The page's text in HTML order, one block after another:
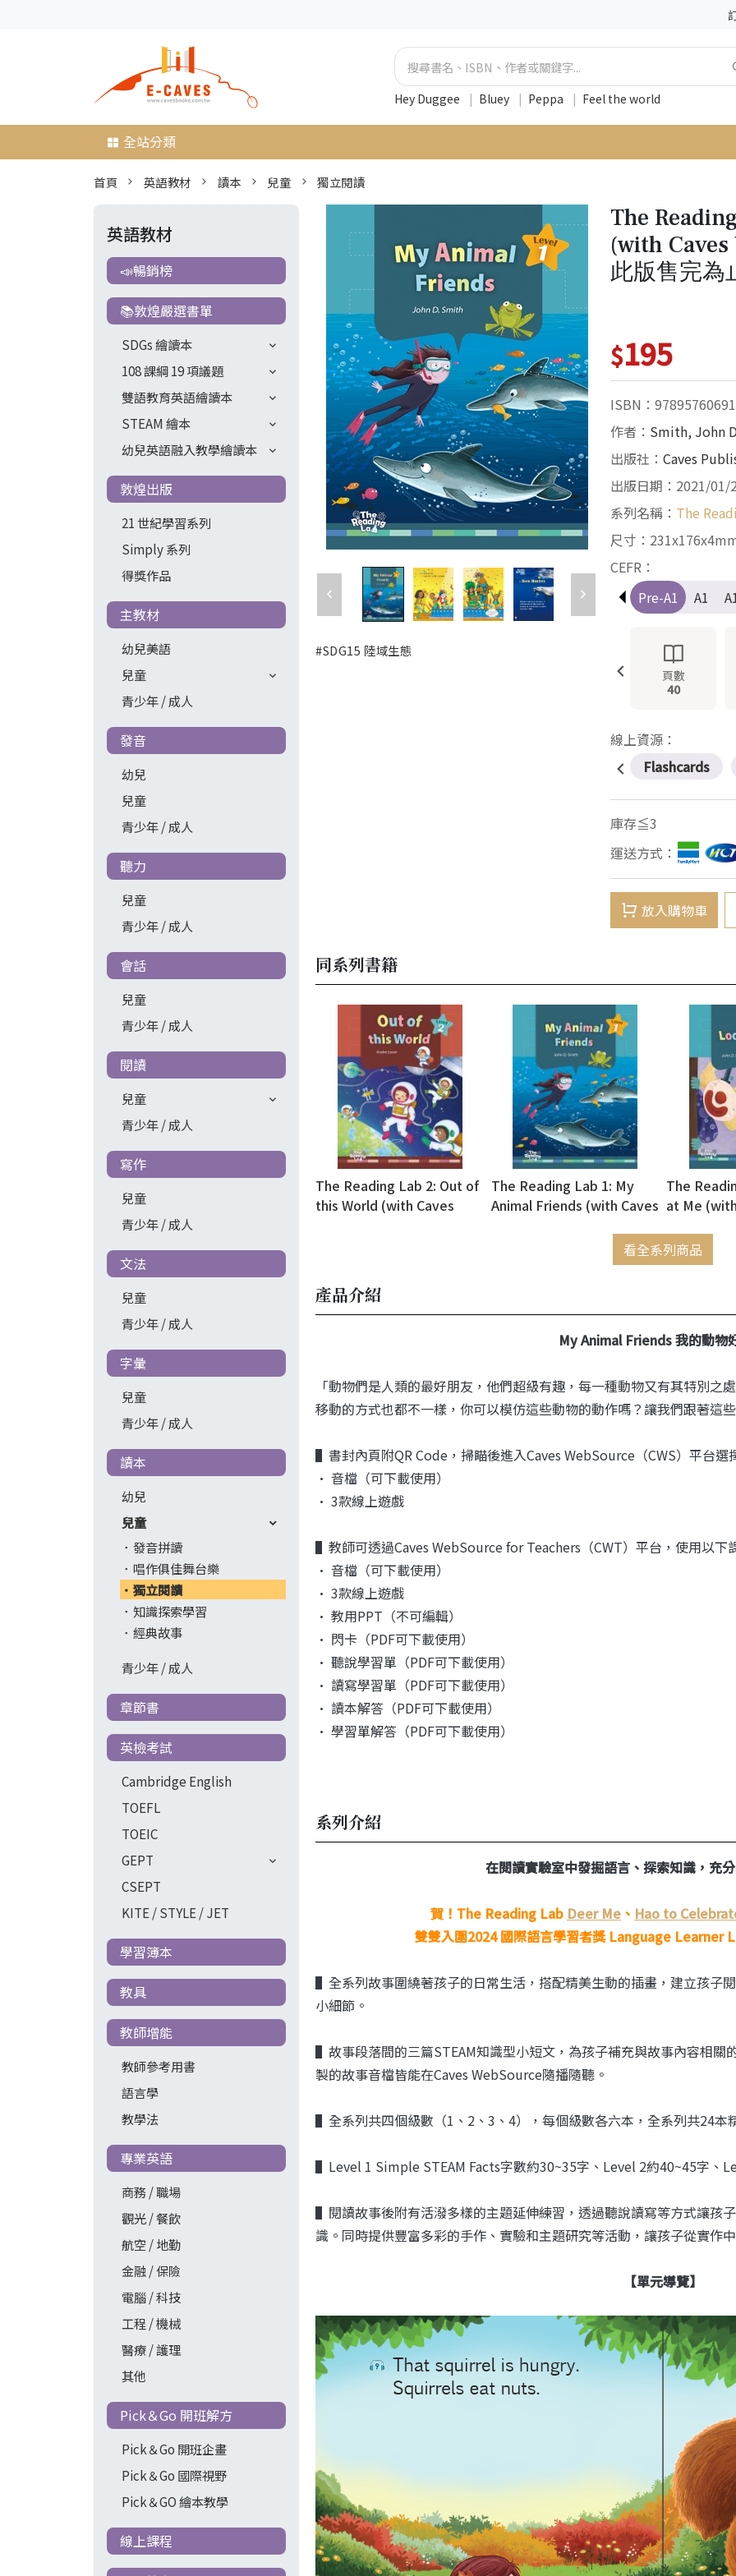
Hey Duggee | Bluey | Peppa | Feel the world
全站分類
首頁 英語教材 讀本 兒童 獨立閱讀
英語教材
📣暢銷榜
📚敦煌嚴選書單
SDGs 繪讀本
108 課綱 19 項議題
雙語教育英語繪讀本
STEAM 繪本
幼兒英語融入教學繪讀本
敦煌出版
21 世紀學習系列
Simply 系列
得獎作品
主教材
幼兒美語
兒童
青少年 / 成人
發音
幼兒
兒童
青少年 / 成人
聽力
兒童
青少年 / 成人
會話
兒童
青少年 / 成人
閱讀
兒童
青少年 / 成人
寫作
兒童
青少年 / 成人
文法
兒童
青少年 / 成人
字彙
兒童
青少年 / 成人
讀本
幼兒
兒童
發音拼讀
唱作俱佳舞台樂
獨立閱讀
知識探索學習
經典故事
青少年 / 成人
章節書
英檢考試
Cambridge English
TOEFL
TOEIC
GEPT
CSEPT
KITE / STYLE / JET
學習簿本
教具
教師增能
教師參考用書
語言學
教學法
專業英語
商務 / 職場
觀光 / 餐飲
航空 / 地勤
金融 / 保險
電腦 / 科技
工程 / 機械
醫療 / 護理
其他
Pick＆Go 開班解方
Pick＆Go 開班企畫
Pick＆Go 國際視野
Pick＆GO 繪本教學
線上課程
#SDG15 陸域生態
The
(with Caves
此版售完為
$195
ISBN：
作者： Smith, John
出版社：Caves
出版日期：2021/01/
系列名稱： The
尺寸：
CEFR：
Pre-A1
A1
頁數
40
線上資源：
Flashcards
庫存≦3
運送方式：
放入購物車
同系列書籍
The Reading Lab 2: Out of
this World (with Caves
The Reading Lab 1: My
Animal Friends (with Caves
The
at Me
看全系列商品
產品介紹
My Animal Friends 我的動物
「動物們是人類的最好朋友，他們超級有趣，每一種動物又有其特別之
移動的方式也都不一樣，你可以模仿這些動物的動作嗎？讓我們跟著這些
▌書封內頁附QR Code，掃瞄後進入Caves WebSource（CWS）平台選
• 音檔（可下載使用）
• 3款線上遊戲
▌教師可透過Caves WebSource for Teachers（CWT）平台，使用以下
• 音檔（可下載使用）
• 3款線上遊戲
• 教用PPT（不可編輯）
• 閃卡（PDF可下載使用）
• 聽說學習單（PDF可下載使用）
• 讀寫學習單（PDF可下載使用）
• 讀本解答（PDF可下載使用）
• 學習單解答（PDF可下載使用）
系列介紹
在閱讀實驗室中發掘語言、探索知識，充
賀！The Reading Lab Deer Me 、 Hao to
雙雙入圍2024 國際語言學習者獎 Language Learner
▌全系列故事圍繞著孩子的日常生活，搭配精美生動的插畫，建立孩子
小細節。
▌故事段落間的三篇STEAM知識型小短文，為孩子補充與故事內容相關
製的故事音檔皆能在Caves WebSource隨播隨聽。
▌全系列共四個級數（1、2、3、4），每個級數各六本，全系列共24本
▌Level 1 Simple STEAM Facts字數約30~35字、Level 2約40~45字、
▌閱讀故事後附有活潑多樣的主題延伸練習，透過聽說讀寫等方式讓孩
識。同時提供豐富多彩的手作、實驗和主題研究等活動，讓孩子從實作
【單元導覽】